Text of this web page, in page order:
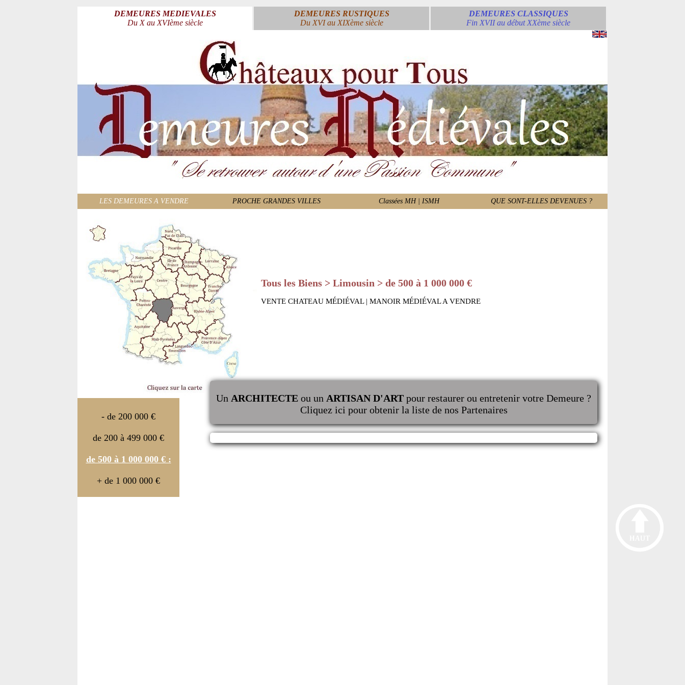
DEMEURES MEDIEVALES
Du X au XVIème siècle
DEMEURES RUSTIQUES
Du XVI au XIXème siècle
DEMEURES CLASSIQUES
Fin XVII au début XXème siècle
LES DEMEURES A VENDRE PROCHE GRANDES VILLES Classées MH | ISMH QUE SONT-ELLES DEVENUES ?
- de 200 000 €
de 200 à 499 000 €
de 500 à 1 000 000 € :
+ de 1 000 000 €
Tous les Biens > Limousin > de 500 à 1 000 000 €
VENTE CHATEAU MÉDIÉVAL | MANOIR MÉDIÉVAL A VENDRE
Un ARCHITECTE ou un ARTISAN D'ART pour restaurer ou entretenir votre Demeure ?
Cliquez ici pour obtenir la liste de nos Partenaires